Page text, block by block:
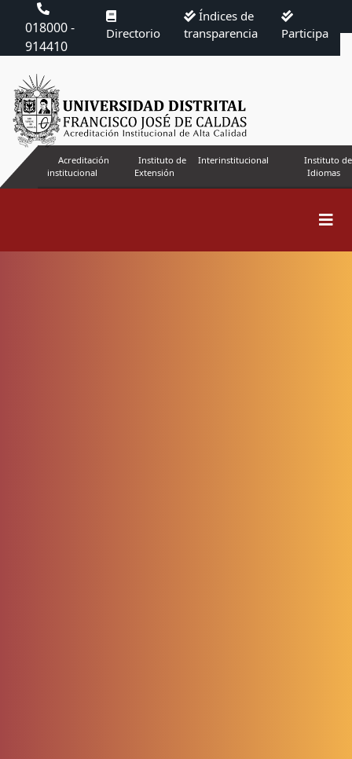
018000 -
914410
Directorio
Índices de
transparencia
Participa
Acreditación
institucional
Instituto de
Extensión
Interinstitucional
Instituto de
Idiomas